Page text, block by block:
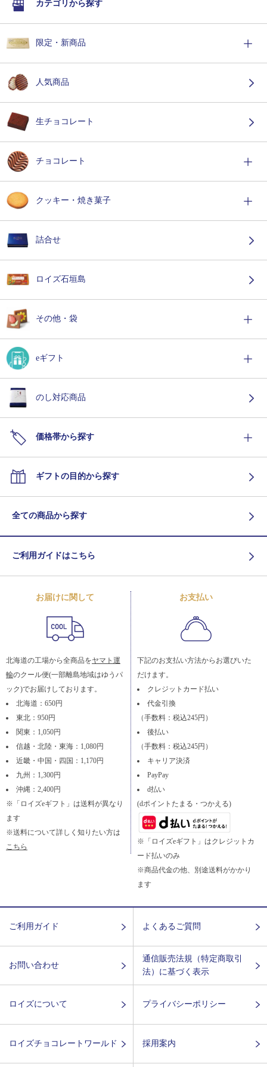
カテゴリから探す
限定・新商品
人気商品
生チョコレート
チョコレート
クッキー・焼き菓子
詰合せ
ロイズ石垣島
その他・袋
eギフト
のし対応商品
価格帯から探す
ギフトの目的から探す
全ての商品から探す
ご利用ガイドはこちら
お届けに関して
北海道の工場から全商品をヤマト運
輸のクール便(一部離島地域はゆうパ
ック)でお届けしております。
北海道：650円
東北：950円
関東：1,050円
信越・北陸・東海：1,080円
近畿・中国・四国：1,170円
九州：1,300円
沖縄：2,400円
※「ロイズeギフト」は送料が異なり
ます
※送料について詳しく知りたい方は
こちら
お支払い
下記のお支払い方法からお選びいた
だけます。
クレジットカード払い
代金引換
（手数料：税込245円）
後払い
（手数料：税込245円）
キャリア決済
PayPay
d払い
(dポイントたまる・つかえる)
※「ロイズeギフト」はクレジットカ
ード払いのみ
※商品代金の他、別途送料がかかり
ます
ご利用ガイド よくあるご質問
お問い合わせ
通信販売法規（特定商取引
法）に基づく表示
ロイズについて プライバシーポリシー
ロイズチョコレートワールド 採用案内